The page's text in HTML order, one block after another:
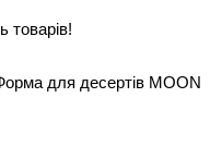
товарів!
для десертів MOON